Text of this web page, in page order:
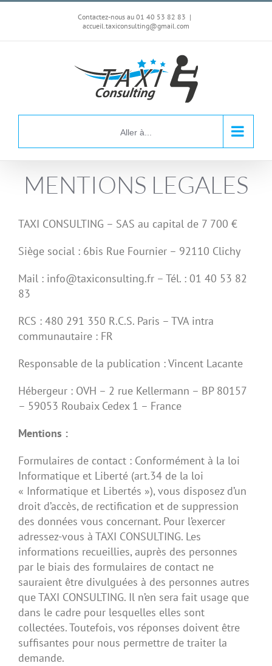
contenu
Contactez-nous au 01 40 53 82 83 |
accueil.taxiconsulting@gmail.com
Aller à...
MENTIONS LEGALES
TAXI CONSULTING – SAS au capital de 7 700 €
Siège social : 6bis Rue Fournier – 92110 Clichy
Mail : info@taxiconsulting.fr – Tél. : 01 40 53 82
83
RCS : 480 291 350 R.C.S. Paris – TVA intra
communautaire : FR
Responsable de la publication : Vincent Lacante
Hébergeur : OVH – 2 rue Kellermann – BP 80157
– 59053 Roubaix Cedex 1 – France
Mentions :
Formulaires de contact : Conformément à la loi
Informatique et Liberté (art.34 de la loi
« Informatique et Libertés »), vous disposez d’un
droit d’accès, de rectification et de suppression
des données vous concernant. Pour l’exercer
adressez-vous à TAXI CONSULTING. Les
informations recueillies, auprès des personnes
par le biais des formulaires de contact ne
sauraient être divulguées à des personnes autres
que TAXI CONSULTING. Il n’en sera fait usage que
dans le cadre pour lesquelles elles sont
collectées. Toutefois, vos réponses doivent être
suffisantes pour nous permettre de traiter la
demande.